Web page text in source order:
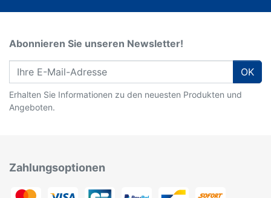
Abonnieren Sie unseren Newsletter!
OK
Erhalten Sie Informationen zu den neuesten Produkten und
Angeboten.
Zahlungsoptionen